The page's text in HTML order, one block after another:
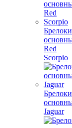
Брелоки
Red
Scorpio
Брелоки
Jaguar